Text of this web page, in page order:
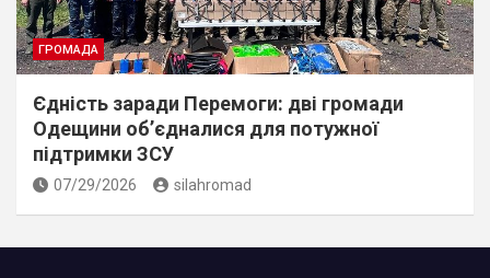
ГРОМАДА
Єдність заради Перемоги: дві громади
Одещини об’єдналися для потужної
підтримки ЗСУ
07/29/2026 silahromad